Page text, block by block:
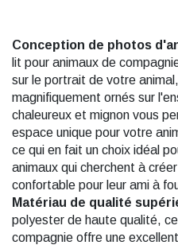
Conception de photos
lit pour animaux de
sur le portrait de votre
magnifiquement ornés sur
chaleureux et mignon vous
espace unique pour votre
ce qui en fait un choix idéal
animaux qui cherchent à
confortable pour leur ami à
Matériau de qualité
polyester de haute qualité,
compagnie offre une